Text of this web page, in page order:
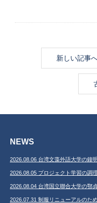
新しい記事
NEWS
2026.08.06 台湾文藻外語大学の鐘
2026.08.05 プロジェクト学習の調
2026.08.04 台湾国立聯合大学の鄂
2026.07.31 制服リニューアルのた